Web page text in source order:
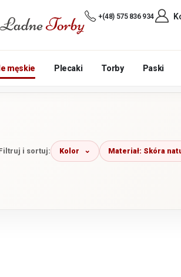
+(48) 575 836 934
męskie Plecaki Torby Paski
i sortuj: Kolor Materiał: Skóra